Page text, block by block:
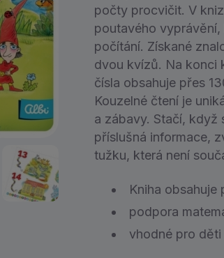
počty procvičit. V
poutavého
počítání. Získané
dvou kvízů. Na konci
čísla obsahuje přes
Kouzelné čtení je
a zábavy. Stačí, když
příslušná informace,
tužku, která není
Kniha obsahuje
podpora
vhodné pro